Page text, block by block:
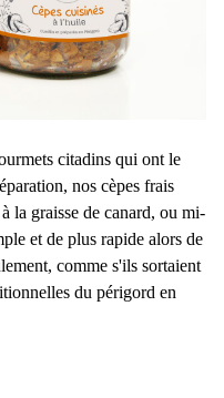
citadins qui ont le
nos cèpes frais
la graisse de canard, ou mi-
et de plus rapide alors de
comme s'ils sortaient
du périgord en